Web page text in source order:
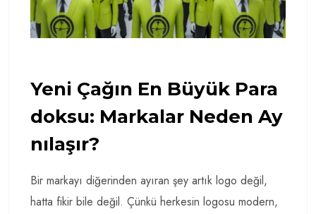
Yeni Çağın En Büyük Para
Doksu: Markalar Neden Ay
Nılaşır?
Bir markayı diğerinden ayıran şey artık logo değil,
hatta fikir bile değil. Çünkü herkesin logosu modern,